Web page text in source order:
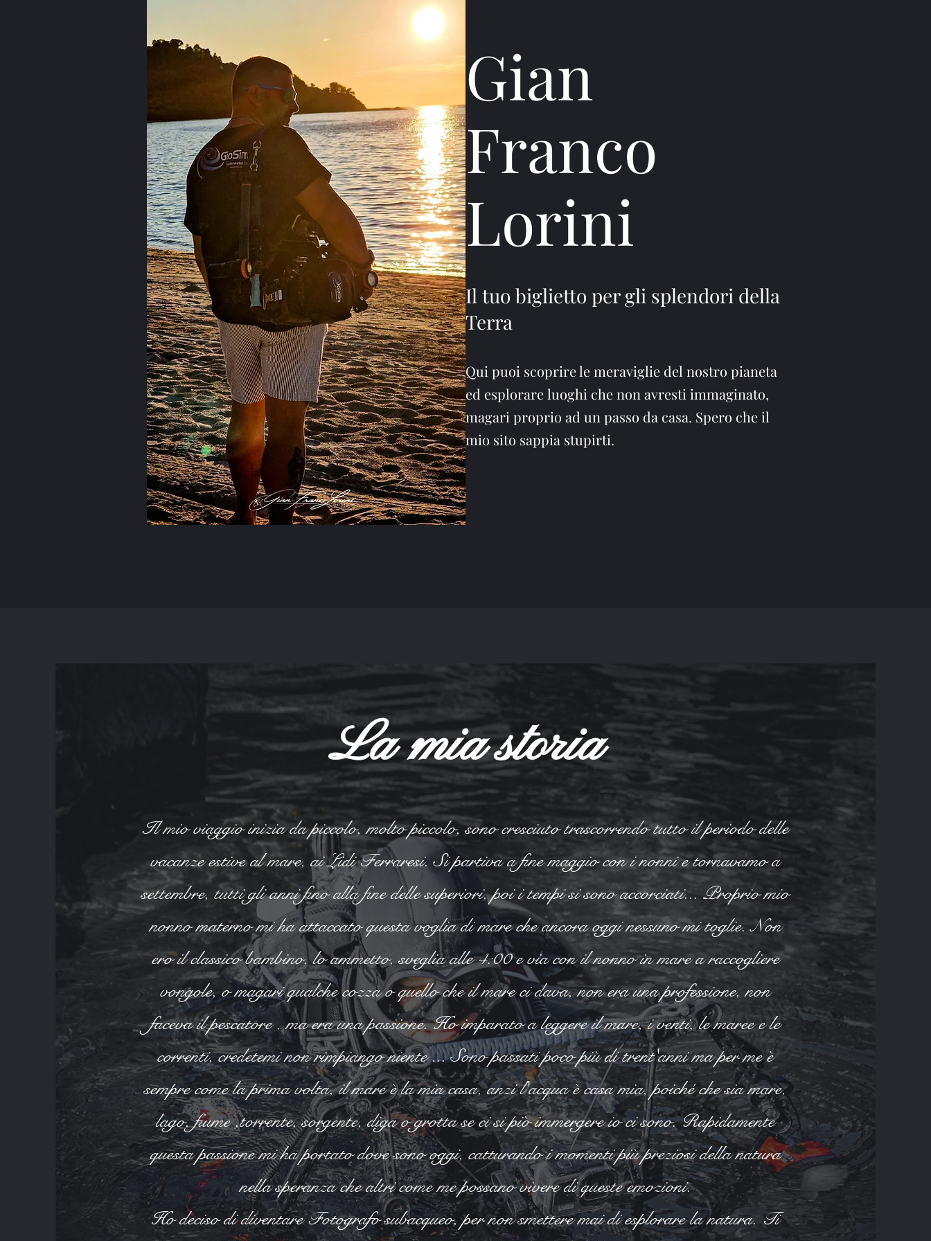
Gian
Franco
Lorini
Il tuo biglietto per gli splendori della
Terra
Qui puoi scoprire le meraviglie del nostro pianeta
ed esplorare luoghi che non avresti immaginato,
magari proprio ad un passo da casa. Spero che il
mio sito sappia stupirti.
La mia storia
Il mio viaggio inizia da piccolo, molto piccolo, sono cresciuto trascorrendo tutto il periodo delle
vacanze estive al mare, ai Lidi Ferraresi. Si partiva a fine maggio con i nonni e tornavamo a
settembre, tutti gli anni fino alla fine delle superiori, poi i tempi si sono accorciati... Proprio mio
nonno materno mi ha attaccato questa voglia di mare che ancora oggi nessuno mi toglie. Non
ero il classico bambino, lo ammetto, sveglia alle 4:00 e via con il nonno in mare a raccogliere
vongole, o magari qualche cozza o quello che il mare ci dava, non era una professione, non
faceva il pescatore , ma era una passione. Ho imparato a leggere il mare, i venti, le maree e le
correnti, credetemi non rimpiango niente ... Sono passati poco più di trent'anni ma per me è
sempre come la prima volta, il mare è la mia casa, anzi l'acqua è casa mia, poiché che sia mare,
lago, fiume ,torrente, sorgente, diga o grotta se ci si piò immergere io ci sono. Rapidamente
questa passione mi ha portato dove sono oggi, catturando i momenti più preziosi della natura
nella speranza che altri come me possano vivere di queste emozioni.
Ho deciso di diventare Fotografo subacqueo, per non smettere mai di esplorare la natura. Ti